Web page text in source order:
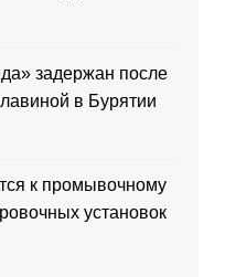
задержан после
в Бурятии
к промывочному
установок